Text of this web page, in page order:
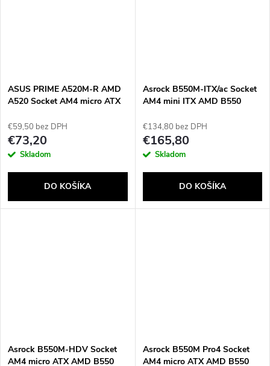
ASUS PRIME A520M-R AMD
A520 Socket AM4 micro ATX
€59,50 bez DPH
€73,20
Skladom
DO KOŠÍKA
Asrock B550M-ITX/ac Socket
AM4 mini ITX AMD B550
€134,80 bez DPH
€165,80
Skladom
DO KOŠÍKA
Asrock B550M-HDV Socket
AM4 micro ATX AMD B550
Asrock B550M Pro4 Socket
AM4 micro ATX AMD B550